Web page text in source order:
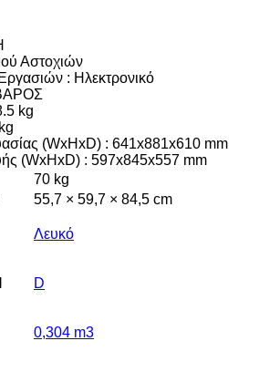
Αστοχιών
: Ηλεκτρονικό
kg
(WxHxD) : 641x881x610 mm
(WxHxD) : 597x845x557 mm
70 kg
55,7 × 59,7 × 84,5 cm
Λευκό
D
0,304 m3